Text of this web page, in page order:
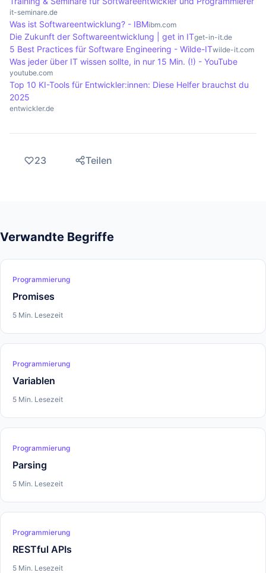
Performance. Dies fördert eine
umweltfreundlichere Softwareentwicklung und
unterstützt die Einhaltung von Green-Coding-
Praktiken.
it-seminare.de
Was ist Softwareentwicklung? - IBMibm.com
Die Zukunft der Softwareentwicklung | get in ITget-in-it.de
5 Best Practices für Software Engineering - Wilde-ITwilde-it.com
Was jeder über IT wissen sollte, in nur 15 Min. (!) - YouTube
youtube.com
Top 10 KI-Tools für Entwickler:innen: Diese Helfer brauchst du
2025
entwickler.de
23 Teilen
Verwandte Begriffe
Programmierung
Promises
5 Min. Lesezeit
Programmierung
Variablen
5 Min. Lesezeit
Programmierung
Parsing
5 Min. Lesezeit
Programmierung
RESTful APIs
5 Min. Lesezeit